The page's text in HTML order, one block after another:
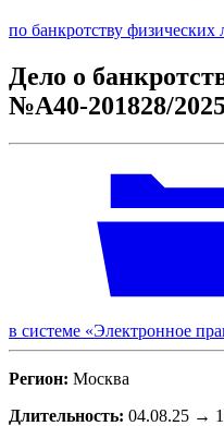
по банкротству физических
Дело о
№А40-201828/
в системе «Электронное
Регион: Москва
Длительность: 04.08.25 →